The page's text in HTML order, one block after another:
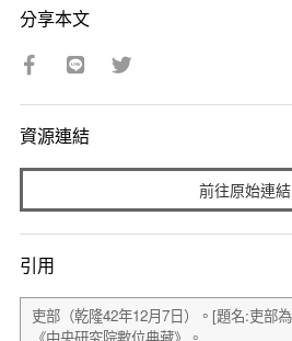
分享本文
資源連結
前往原始連結
引用